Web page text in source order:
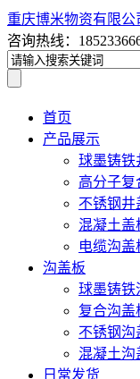
重庆博米物资有限公
咨询热线：
首页
产品展示
球墨铸铁
高分子复
不锈钢井
混凝土盖
电缆沟盖
沟盖板
球墨铸铁
复合沟盖
不锈钢沟
混凝土沟
日常发货